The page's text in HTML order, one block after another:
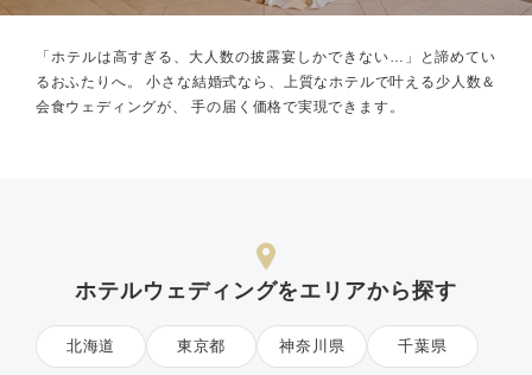
「ホテルは高すぎる、大人数の披露宴しかできない…」と諦めてい
るおふたりへ。
小さな結婚式なら、上質なホテルで叶える少人数＆
会食ウェディングが、
手の届く価格で実現できます。
ホテルウェディングをエリアから探す
北海道 東京都 神奈川県 千葉県